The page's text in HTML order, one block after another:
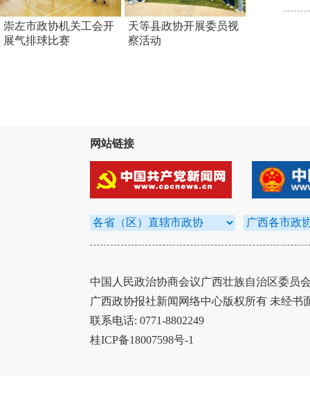
崇左市政协机关工会开
展气排球比赛
天等县政协开展委员视
察活动
网站链接
中国人民政治协商会议广西壮族自治区委员
广西政协报社新闻网络中心版权所有 未经书
联系电话: 0771-8802249
桂ICP备18007598号-1